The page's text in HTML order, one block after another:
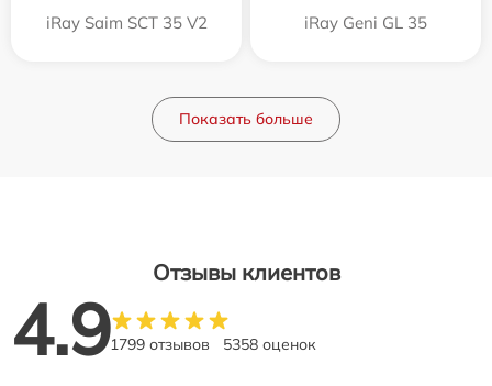
iRay Saim SCT 35 V2 iRay Geni GL 35
Показать больше
Отзывы клиентов
4.91799 отзывов 5358 оценок